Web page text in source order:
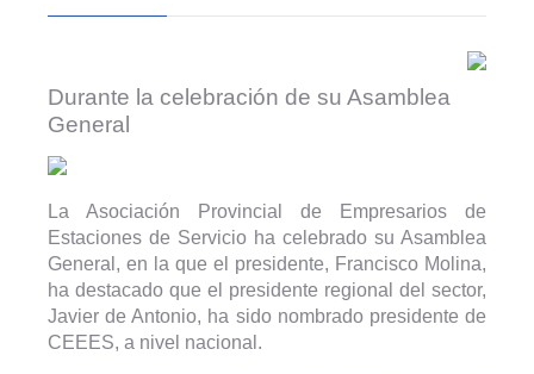
Durante la celebración de su Asamblea
General
La Asociación Provincial de Empresarios de
Estaciones de Servicio ha celebrado su Asamblea
General, en la que el presidente, Francisco Molina,
ha destacado que el presidente regional del sector,
Javier de Antonio, ha sido nombrado presidente de
CEEES, a nivel nacional.